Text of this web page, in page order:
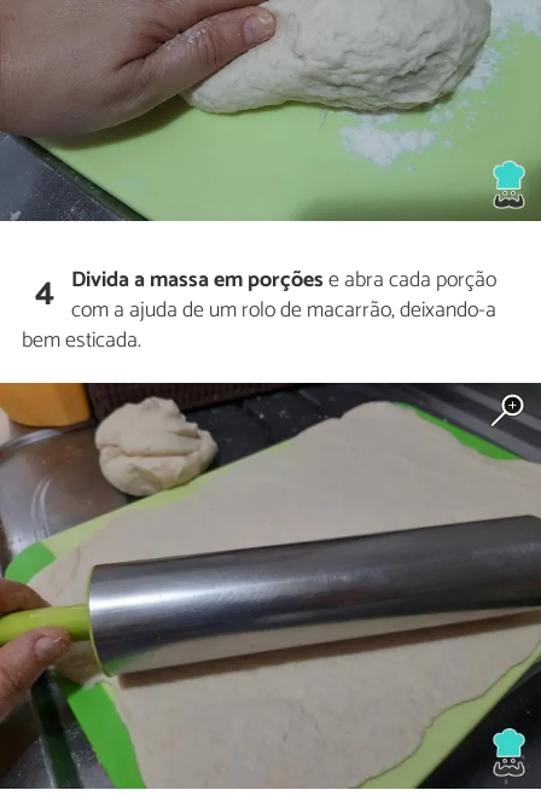
4 Divida a massa em porçõese abra cada porção
com a ajuda de um rolo de macarrão, deixando-a
bem esticada.